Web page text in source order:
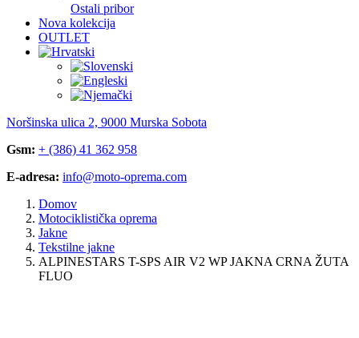
Ostali pribor
Nova kolekcija
OUTLET
Noršinska ulica 2, 9000 Murska Sobota
Gsm: + (386) 41 362 958
E-adresa: info@moto-oprema.com
Domov
Motociklistička oprema
Jakne
Tekstilne jakne
ALPINESTARS T-SPS AIR V2 WP JAKNA CRNA ŽUTA
FLUO